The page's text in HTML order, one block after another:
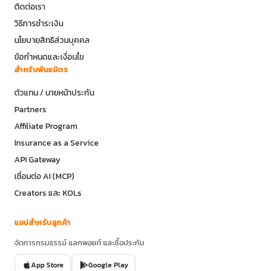
ติดต่อเรา
วิธีการชำระเงิน
นโยบายสิทธิส่วนบุคคล
ข้อกำหนดและเงื่อนไข
สำหรับพันธมิตร
ตัวแทน / นายหน้าประกัน
Partners
Affiliate Program
Insurance as a Service
API Gateway
เชื่อมต่อ AI (MCP)
Creators และ KOLs
แอปสำหรับลูกค้า
จัดการกรมธรรม์ แลกพอยท์ และซื้อประกัน
App Store Google Play